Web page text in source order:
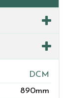
DCM
890mm